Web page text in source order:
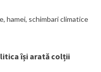
, hamei, schimbari climatice
își arată colții